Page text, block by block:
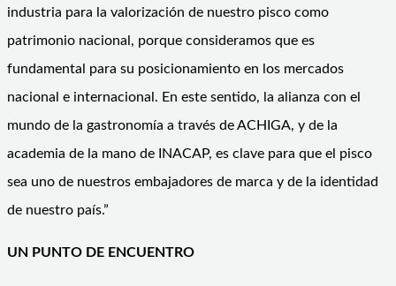
industria para la valorización de nuestro pisco como
patrimonio nacional, porque consideramos que es
fundamental para su posicionamiento en los mercados
nacional e internacional. En este sentido, la alianza con el
mundo de la gastronomía a través de ACHIGA, y de la
academia de la mano de INACAP, es clave para que el pisco
sea uno de nuestros embajadores de marca y de la identidad
de nuestro país.”
UN PUNTO DE ENCUENTRO